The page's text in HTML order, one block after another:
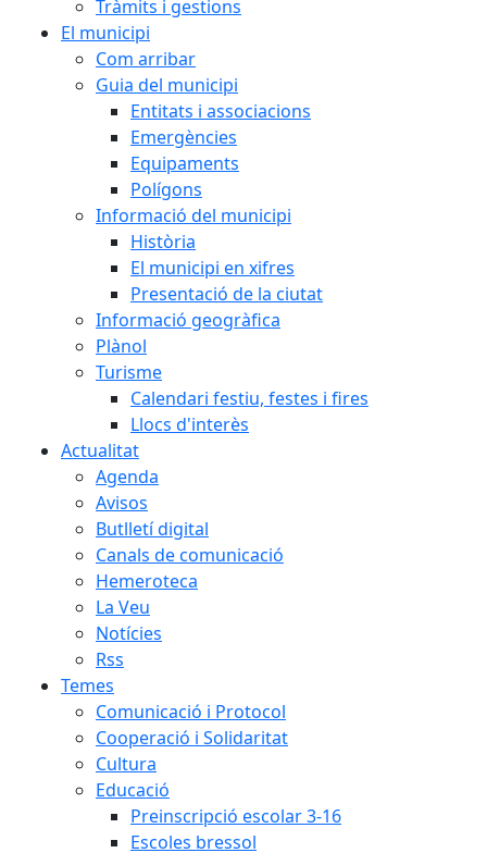
Tràmits i gestions
El municipi
Com arribar
Guia del municipi
Entitats i associacions
Emergències
Equipaments
Polígons
Informació del municipi
Història
El municipi en xifres
Presentació de la ciutat
Informació geogràfica
Plànol
Turisme
Calendari festiu, festes i fires
Llocs d'interès
Actualitat
Agenda
Avisos
Butlletí digital
Canals de comunicació
Hemeroteca
La Veu
Notícies
Rss
Temes
Comunicació i Protocol
Cooperació i Solidaritat
Cultura
Educació
Preinscripció escolar 3-16
Escoles bressol